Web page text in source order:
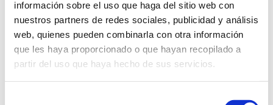
información sobre el uso que haga del sitio web con
nuestros partners de redes sociales, publicidad y análisis
web, quienes pueden combinarla con otra información
que les haya proporcionado o que hayan recopilado a
partir del uso que haya hecho de sus servicios.
Guarda mi nombre, correo electrónico y web en este navegador para la